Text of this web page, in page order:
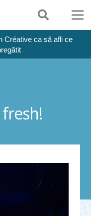
Créative ca să afli ce
fresh!